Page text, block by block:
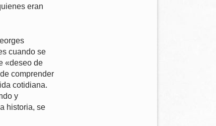
eran
cuando se
«deseo de
comprender
cotidiana.
y
historia, se